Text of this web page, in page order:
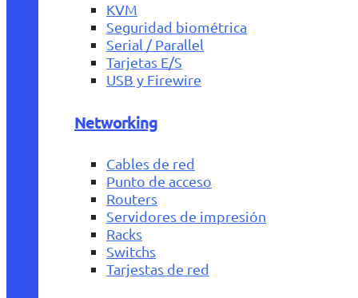
KVM
Seguridad biométrica
Serial / Parallel
Tarjetas E/S
USB y Firewire
Networking
Cables de red
Punto de acceso
Routers
Servidores de impresión
Racks
Switchs
Tarjestas de red